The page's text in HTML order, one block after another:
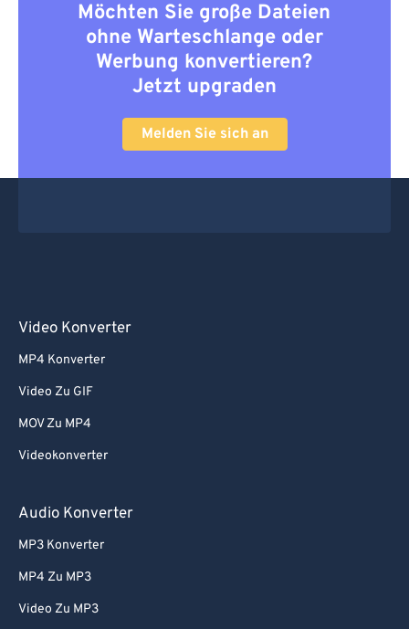
Möchten Sie große Dateien
ohne Warteschlange oder
Werbung konvertieren?
Jetzt upgraden
Melden Sie sich an
Video Konverter
MP4 Konverter
Video Zu GIF
MOV Zu MP4
Videokonverter
Audio Konverter
MP3 Konverter
MP4 Zu MP3
Video Zu MP3